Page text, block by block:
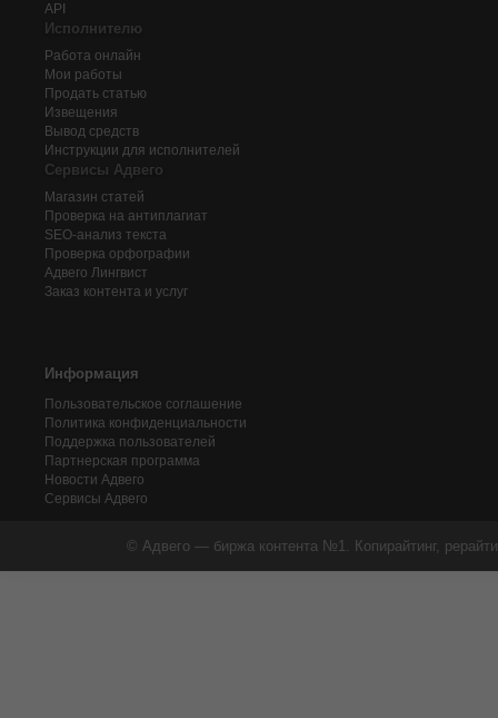
API
Исполнителю
Работа онлайн
Мои работы
Продать статью
Извещения
Вывод средств
Инструкции для исполнителей
Сервисы Адвего
Магазин статей
Проверка на антиплагиат
SEO-анализ текста
Проверка орфографии
Адвего Лингвист
Заказ контента и услуг
Информация
Пользовательское соглашение
Политика конфиденциальности
Поддержка пользователей
Партнерская программа
Новости Адвего
Сервисы Адвего
© Адвего — биржа контента №1. Копирайтинг,